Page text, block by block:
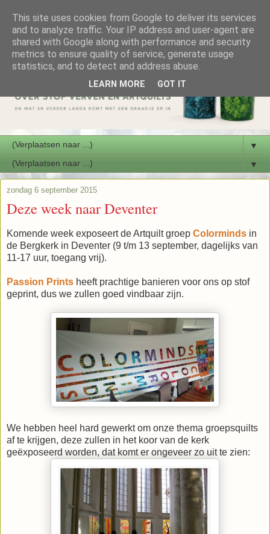
▼
▼
zondag 6 september 2015
Deze week naar Deventer
Komende week exposeert de Artquilt groep Colorminds in
de Bergkerk in Deventer (9 t/m 13 september, dagelijks van
11-17 uur, toegang vrij).
Passion Prints heeft prachtige banieren voor ons op stof
geprint, dus we zullen goed vindbaar zijn.
We hebben heel hard gewerkt om onze thema groepsquilts
af te krijgen, deze zullen in het koor van de kerk
geëxposeerd worden, dat komt er ongeveer zo uit te zien:
This site uses cookies from Google to deliver its services
and to analyze traffic. Your IP address and user-agent are
shared with Google along with performance and security
metrics to ensure quality of service, generate usage
statistics, and to detect and address abuse.
LEARN MORE GOT IT